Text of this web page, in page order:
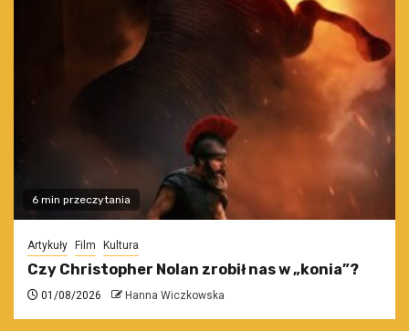
6 min przeczytania
Artykuły Film Kultura
Czy Christopher Nolan zrobił nas w „konia”?
01/08/2026 Hanna Wiczkowska